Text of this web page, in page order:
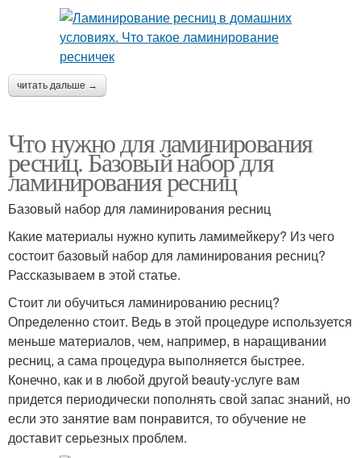
читать дальше →
Что нужно для ламинирования
ресниц. Базовый набор для
ламинирования ресниц
Базовый набор для ламинирования ресниц
Какие материалы нужно купить ламимейкеру? Из чего
состоит базовый набор для ламинирования ресниц?
Рассказываем в этой статье.
Стоит ли обучиться ламинированию ресниц?
Определенно стоит. Ведь в этой процедуре используется
меньше материалов, чем, например, в наращивании
ресниц, а сама процедура выполняется быстрее.
Конечно, как и в любой другой beauty-услуге вам
придется периодически пополнять свой запас знаний, но
если это занятие вам понравится, то обучение не
доставит серьезных проблем.